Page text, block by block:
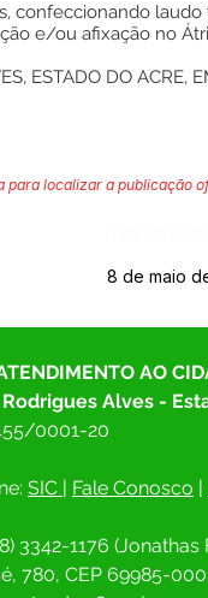
confeccionando
e/ou afixação no
ESTADO DO ACRE,
para localizar a publicação
8 de maio
AO
Alves -
0001-20
SIC | Fale Conosco |
3342-1176 (Jonathas
780, CEP 69985-